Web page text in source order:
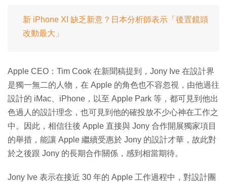
新 iPhone XI 缺乏新意？日本分析師表示「後置鏡頭
改動最大」
Apple CEO：Tim Cook 在新聞稿提到，Jony Ive 在設計界
是獨一無二的人物，在 Apple 的角色也不容忽視，由他過往
設計的 iMac、iPhone，以至 Apple Park 等，都可見到他出
色過人的設計理念，也可見到他的確投放不少心神在工作之
中。因此，相信往後 Apple 直接與 Jony 合作開展獨家項目
的舉措，能讓 Apple 繼續受惠於 Jony 的設計才華，故此對
於之後跟 Jony 的長期合作關係，感到相當期待。
Jony Ive 表示在接近 30 年的 Apple 工作過程中，對設計團